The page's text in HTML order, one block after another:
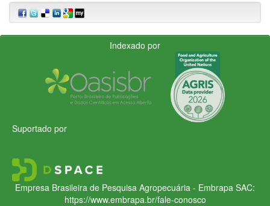
Indexado por
Suportado por
Empresa Brasileira de Pesquisa Agropecuária - Embrapa SAC:
https://www.embrapa.br/fale-conosco